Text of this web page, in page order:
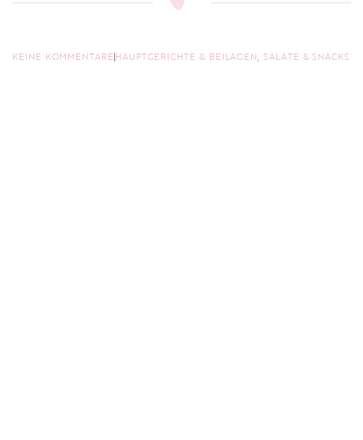
KEINE KOMMENTAREHAUPTGERICHTE & BEILAGEN,SALATE & SNACKS